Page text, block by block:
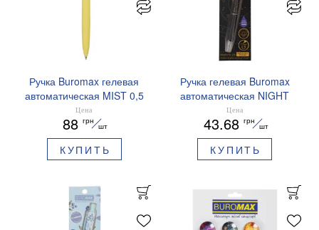
Ручка Buromax гелевая
автоматическая MIST 0,5
мм синие чернила
BM.83103
Цена
88 грн
шт
КУПИТЬ
Ручка гелевая Buromax
автоматическая NIGHT
SKY ZODIAC 0.5 мм
ароматизированный грипп
синие чернила BM.8379-
01
Цена
43.68 грн
шт
КУПИТЬ